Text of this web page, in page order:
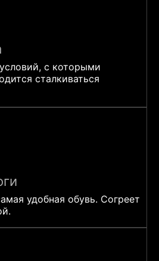
с которыми
сталкиваться
удобная обувь. Согреет